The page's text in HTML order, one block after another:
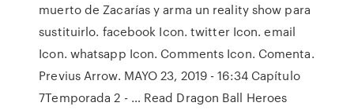
muerto de Zacarías y arma un reality show para
sustituirlo. facebook Icon. twitter Icon. email
Icon. whatsapp Icon. Comments Icon. Comenta.
Previus Arrow. MAYO 23, 2019 - 16:34 Capítulo
7Temporada 2 - … Read Dragon Ball Heroes